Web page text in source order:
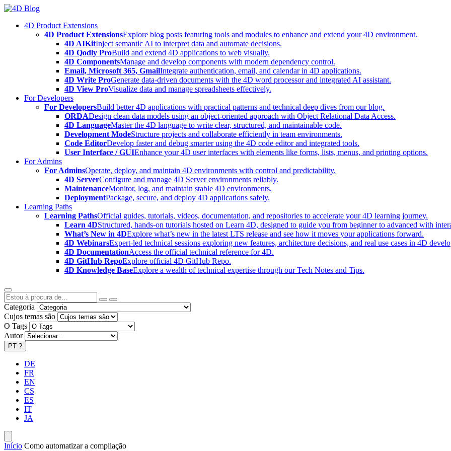
Skip
content4D Product Extensions
4D Product ExtensionsExplore blog posts featuring tools and modules to enhance and extend your 4D environment.
4D AIKitInject semantic AI to interpret data and automate decisions.
4D Qodly ProBuild and extend 4D applications to web visually.
4D ComponentsManage and develop components with modern dependency control.
Email, Microsoft 365, GmailIntegrate authentication, email, and calendar in 4D applications.
4D Write ProGenerate data-driven documents with the 4D word processor and integrated AI assistant.
4D View ProVisualize data and manage spreadsheets effectively.
For Developers
For DevelopersBuild better 4D applications with practical patterns and technical deep dives from our blog.
ORDADesign clean data models using an object-oriented approach with Object Relational Data Access.
4D LanguageMaster the 4D language to write clear, structured, and maintainable code.
Development ModeStructure projects and collaborate efficiently in team environments.
Code EditorDevelop faster and debug smarter using the 4D code editor and integrated tools.
User Interface / GUIEnhance your 4D user interfaces with elements like forms, lists, menus, and printing options.
For Admins
For AdminsOperate, deploy, and maintain 4D environments with control and predictability.
4D ServerConfigure and manage 4D Server environments reliably.
MaintenanceMonitor, log, and maintain stable 4D environments.
DeploymentPackage, secure, and deploy 4D applications safely.
Learning Paths
Learning PathsOfficial guides, tutorials, videos, documentation, and repositories to accelerate your 4D learning journey.
Learn 4DStructured, hands-on tutorials hosted on Learn 4D, designed to guide you from beginner to advanced with
What’s New in 4DExplore what’s new in the latest LTS release and see how it moves your applications forward.
4D WebinarsExpert-led technical sessions exploring new features, architecture decisions, and real use cases in 4D
4D DocumentationAccess the official technical reference for 4D.
4D GitHub RepoExplore official 4D GitHub Repo.
4D Knowledge BaseExplore a wealth of technical expertise through our Tech Notes and Tips.
Categoria
Cujos temas são
O Tags
Autor
PT ?
DE
FR
EN
CS
ES
IT
JA
Início Como automatizar a compilação